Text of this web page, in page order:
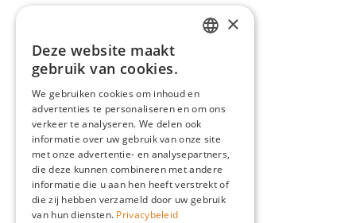
Aanbod
Configurator
Producten
Advies
Blog
Giardino
Team
Dealers
ENGLISH
GERMAN
×
Deze website maakt
gebruik van cookies.
We gebruiken cookies om inhoud en
advertenties te personaliseren en om ons
verkeer te analyseren. We delen ook
informatie over uw gebruik van onze site
met onze advertentie- en analysepartners,
die deze kunnen combineren met andere
informatie die u aan hen heeft verstrekt of
die zij hebben verzameld door uw gebruik
van hun diensten. Privacybeleid